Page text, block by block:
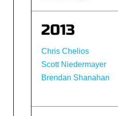
2013
Chris Chelios
Scott Niedermayer
Brendan Shanahan